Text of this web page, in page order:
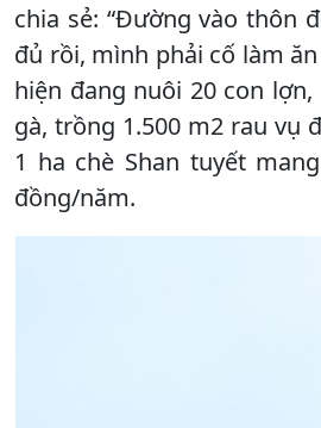
chia sẻ: “Đường vào thôn
đủ rồi, mình phải cố làm
hiện đang nuôi 20 con lợn,
gà, trồng 1.500 m2 rau vụ
1 ha chè Shan tuyết
đồng/năm.